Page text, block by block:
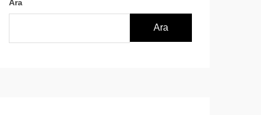
Ara
Ara